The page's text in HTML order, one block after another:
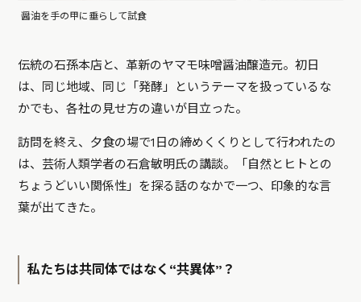
醤油を手の甲に垂らして試食
伝統の石孫本店と、革新のヤマモ味噌醤油醸造元。初日
は、同じ地域、同じ「発酵」というテーマを扱っているな
かでも、各社の見せ方の違いが目立った。
訪問を終え、夕食の場で1日の締めくくりとして行われたの
は、芸術人類学者の石倉敏明氏の講談。「自然とヒトとの
ちょうどいい関係性」を探る話のなかで一つ、印象的な言
葉が出てきた。
私たちは共同体ではなく“共異体”？